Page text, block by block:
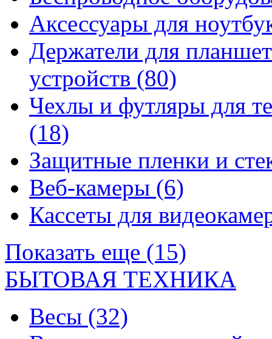
Аксессуары для
Держатели для
устройств (80)
Чехлы и футляры для
(18)
Защитные пленки и
Веб-камеры (6)
Кассеты для
Показать еще (15)
БЫТОВАЯ ТЕХНИКА
Весы (32)